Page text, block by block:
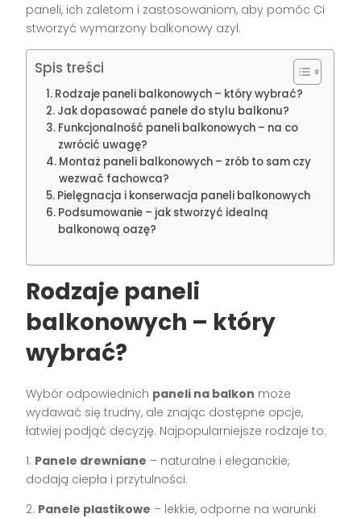
paneli, ich zaletom i zastosowaniom, aby pomóc Ci
stworzyć wymarzony balkonowy azyl.
Spis treści
Rodzaje paneli balkonowych – który wybrać?
Jak dopasować panele do stylu balkonu?
Funkcjonalność paneli balkonowych – na co
zwrócić uwagę?
Montaż paneli balkonowych – zrób to sam czy
wezwać fachowca?
Pielęgnacja i konserwacja paneli balkonowych
Podsumowanie – jak stworzyć idealną
balkonową oazę?
Rodzaje paneli
balkonowych – który
wybrać?
Wybór odpowiednich paneli na balkon może
wydawać się trudny, ale znając dostępne opcje,
łatwiej podjąć decyzję. Najpopularniejsze rodzaje to:
1. Panele drewniane – naturalne i eleganckie,
dodają ciepła i przytulności.
2. Panele plastikowe – lekkie, odporne na warunki